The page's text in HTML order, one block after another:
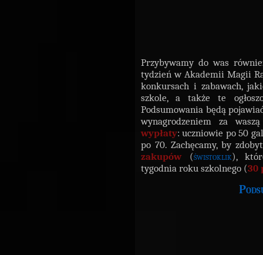
Przybywamy do was
tydzień w Akademii Magii
konkursach i zabawach,
szkole, a także te
Podsumowania będą
wynagrodzeniem za
wypłaty: uczniowie po 50
po 70. Zachęcamy, by
zakupów(świstoklik),
tygodnia roku szkolnego (30